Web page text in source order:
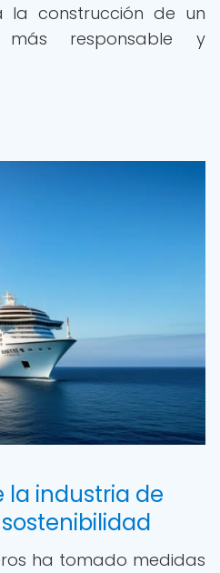
la construcción de un
más responsable y
la industria de
ha tomado medidas